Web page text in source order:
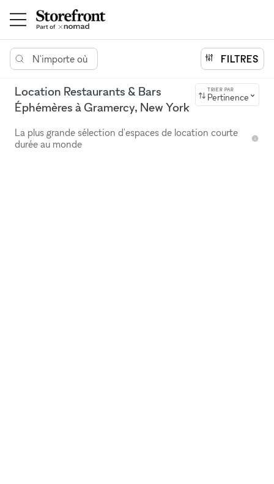
N'importe où FILTRES
Location Restaurants & Bars
Éphémères à Gramercy, New York
TRIER PAR
Pertinence
La plus grande sélection d'espaces de location courte
durée au monde